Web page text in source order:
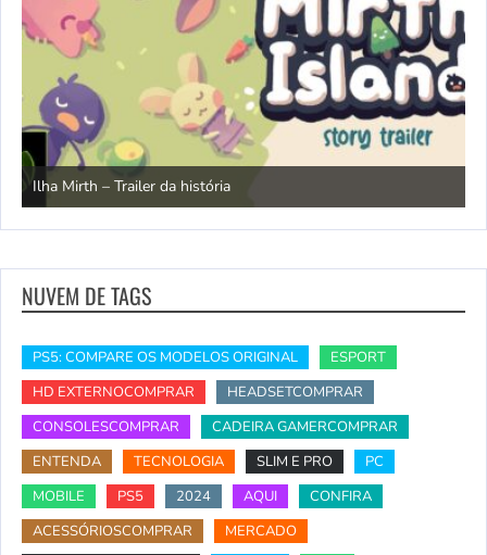
Ilha Mirth – Trailer da história
NUVEM DE TAGS
PS5: COMPARE OS MODELOS ORIGINAL
ESPORT
HD EXTERNOCOMPRAR
HEADSETCOMPRAR
CONSOLESCOMPRAR
CADEIRA GAMERCOMPRAR
ENTENDA
TECNOLOGIA SLIM E PRO
PC
MOBILE
PS5 2024 AQUI
CONFIRA
ACESSÓRIOSCOMPRAR
MERCADO